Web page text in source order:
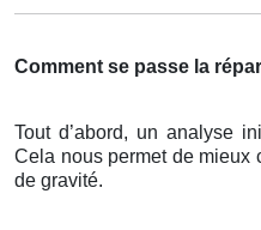
Comment se passe la
Tout d’abord, un analyse
Cela nous permet de mieux
de gravité.